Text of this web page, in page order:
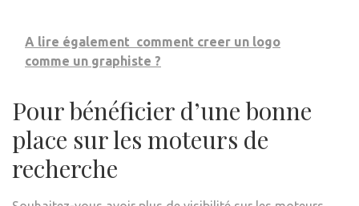
A lire également comment creer un logo
comme un graphiste ?
Pour bénéficier d’une bonne
place sur les moteurs de
recherche